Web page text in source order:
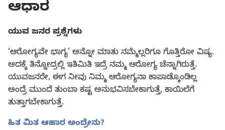
ಆಧಾರ
ಯುವ ಜನರ ಪ್ರಶ್ನೆಗಳು
‘ಆರೋಗ್ಯವೇ ಭಾಗ್ಯ’ ಅನ್ನೋ ಮಾತು ನಮ್ಮೆಲ್ಲರಿಗೂ ಗೊತ್ತಿರೋ ವಿಷ್ಯ.
ಅದಕ್ಕೆ ತಿನ್ನೋದ್ರಲ್ಲಿ ಇತಿಮಿತಿ ಇದ್ರೆ ನಮ್ಮ ಆರೋಗ್ಯ ಚೆನ್ನಾಗಿರುತ್ತೆ.
ಯುವಜನರೇ, ಈಗ ನೀವು ನಿಮ್ಮ ಆರೋಗ್ಯನಾ ಕಾಪಾಡ್ಕೊಂಡಿಲ್ಲ
ಅಂದ್ರೆ ಮುಂದೆ ತುಂಬಾ ಕಷ್ಟ ಅನುಭವಿಸಬೇಕಾಗುತ್ತೆ, ಕಾಯಿಲೆಗೆ
ತುತ್ತಾಗಬೇಕಾಗುತ್ತೆ.
ಹಿತ ಮಿತ ಆಹಾರ ಅಂದ್ರೇನು?